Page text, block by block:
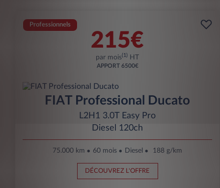
Professionnels
215€
par mois(1) HT
APPORT 6500€
FIAT Professional Ducato
L2H1 3.0T Easy Pro
Diesel 120ch
75.000 km 60 mois Diesel 188 g/km
DÉCOUVREZ L'OFFRE